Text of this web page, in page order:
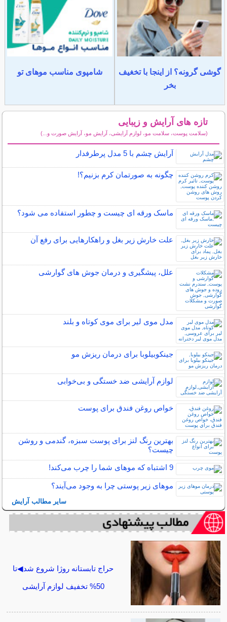
گوشی گرونه؟ از اینجا با تخغیف
بخر
شامپوی مناسب موهای تو
تازه های آرایش و زیبایی
(سلامت پوست، سلامت مو، لوازم آرایشی، آرایش مو، آرایش صورت و...)
آرایش چشم با 5 مدل پرطرفدار
چگونه به صورتمان کرم بزنیم؟!
ماسک ورقه ای چیست و چطور استفاده می شود؟
علت خارش زیر بغل و راهکارهایی برای رفع آن
علل، پیشگیری و درمان جوش های گوارشی
مدل موی لیر برای موی کوتاه و بلند
جینکوبیلوبا برای درمان ریزش مو
لوازم آرایشی ضد خستگی و بی‌خوابی
خواص روغن فندق برای پوست
بهترین رنگ لنز برای پوست سبزه، گندمی و روشن
چیست؟
9 اشتباه که موهای شما را چرب می‌کند!
مو‌های زیر پوستی چرا به وجود می‌آیند؟
سایر مطالب آرایش
حراج تابستانه روژا شروع شد◀تا
50% تخفیف لوازم آرایشی